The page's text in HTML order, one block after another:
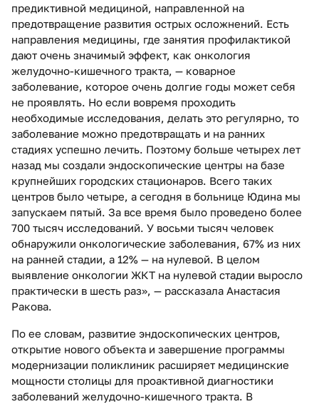
предиктивной медициной, направленной на
предотвращение развития острых осложнений. Есть
направления медицины, где занятия профилактикой
дают очень значимый эффект, как онкология
желудочно-кишечного тракта, — коварное
заболевание, которое очень долгие годы может себя
не проявлять. Но если вовремя проходить
необходимые исследования, делать это регулярно, то
заболевание можно предотвращать и на ранних
стадиях успешно лечить. Поэтому больше четырех лет
назад мы создали эндоскопические центры на базе
крупнейших городских стационаров. Всего таких
центров было четыре, а сегодня в больнице Юдина мы
запускаем пятый. За все время было проведено более
700 тысяч исследований. У восьми тысяч человек
обнаружили онкологические заболевания, 67% из них
на ранней стадии, а 12% — на нулевой. В целом
выявление онкологии ЖКТ на нулевой стадии выросло
практически в шесть раз», — рассказала Анастасия
Ракова.
По ее словам, развитие эндоскопических центров,
открытие нового объекта и завершение программы
модернизации поликлиник расширяет медицинские
мощности столицы для проактивной диагностики
заболеваний желудочно-кишечного тракта. В